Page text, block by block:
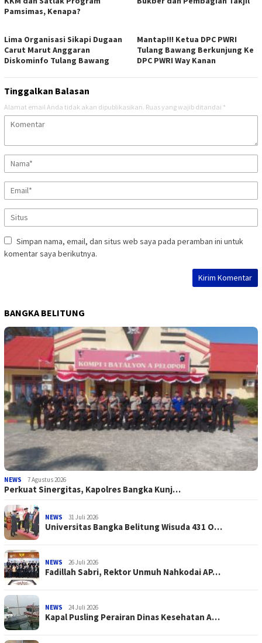
Pamsimas, Kenapa?
Lima Organisasi Sikapi Dugaan
Carut Marut Anggaran
Diskominfo Tulang Bawang
Mantap!!! Ketua DPC PWRI
Tulang Bawang Berkunjung Ke
DPC PWRI Way Kanan
Tinggalkan Balasan
Alamat email Anda tidak akan dipublikasikan. Ruas yang wajib ditandai *
Simpan nama, email, dan situs web saya pada peramban ini untuk
komentar saya berikutnya.
BANGKA BELITUNG
NEWS 7 Agustus 2026
Perkuat Sinergitas, Kapolres Bangka Kunj…
NEWS 31 Juli 2026
Universitas Bangka Belitung Wisuda 431 O…
NEWS 26 Juli 2026
Fadillah Sabri, Rektor Unmuh Nahkodai AP…
NEWS 24 Juli 2026
Kapal Pusling Perairan Dinas Kesehatan A…